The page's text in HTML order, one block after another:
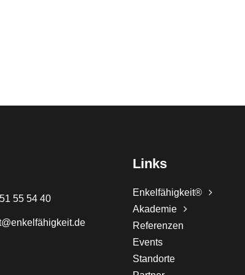
55 54 40
Links
Enkelfähigkeit®
Akademie
Referenzen
Events
Standorte